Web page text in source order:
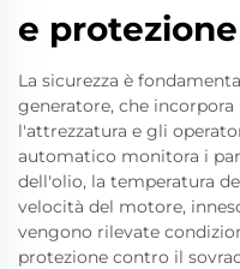
e
La sicurezza è
generatore, che
l'attrezzatura e gli
automatico monitora i
dell'olio, la temperatura
velocità del motore,
vengono rilevate
protezione contro il